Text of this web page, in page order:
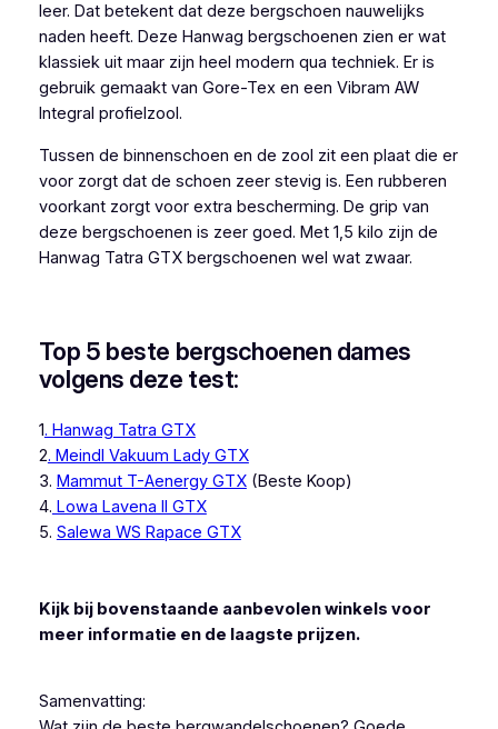
leer. Dat betekent dat deze bergschoen nauwelijks
naden heeft. Deze Hanwag bergschoenen zien er wat
klassiek uit maar zijn heel modern qua techniek. Er is
gebruik gemaakt van Gore-Tex en een Vibram AW
Integral profielzool.
Tussen de binnenschoen en de zool zit een plaat die er
voor zorgt dat de schoen zeer stevig is. Een rubberen
voorkant zorgt voor extra bescherming. De grip van
deze bergschoenen is zeer goed. Met 1,5 kilo zijn de
Hanwag Tatra GTX bergschoenen wel wat zwaar.
Top 5 beste bergschoenen dames
volgens deze test:
1. Hanwag Tatra GTX
2. Meindl Vakuum Lady GTX
3. Mammut T-Aenergy GTX(Beste Koop)
4. Lowa Lavena II GTX
5. Salewa WS Rapace GTX
Kijk bij bovenstaande aanbevolen winkels voor
meer informatie en de laagste prijzen.
Samenvatting: